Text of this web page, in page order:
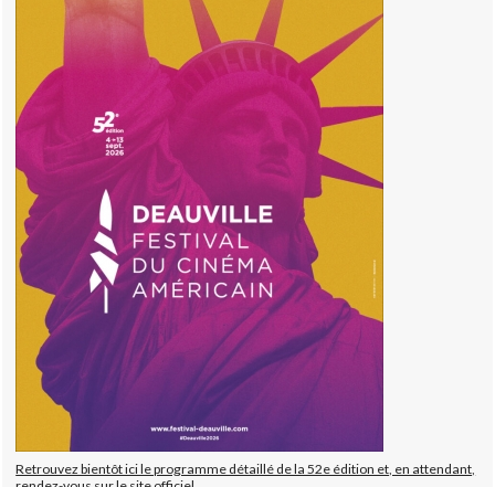
Retrouvez bientôt ici le programme détaillé de la 52e édition et, en attendant,